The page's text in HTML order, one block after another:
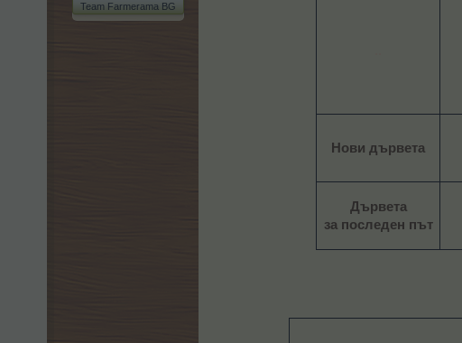
Team Farmerama BG
Нови дървета
Дървета
за последен път